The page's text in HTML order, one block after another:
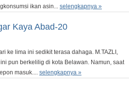
ikan asin... selengkapnya »
Kaya Abad-20
ke lima ini sedikit terasa dahaga. M.TAZLI,
pun berkelilig di kota Belawan. Namun, saat
masuk.... selengkapnya »